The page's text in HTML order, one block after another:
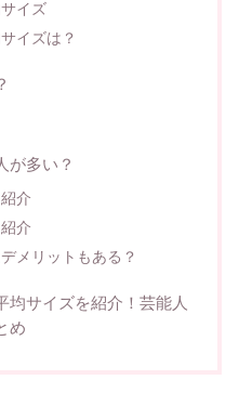
イズ
イズは？
が多い？
介
介
メリットもある？
均サイズを紹介！芸能人
め